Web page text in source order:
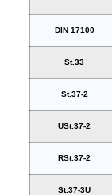
DIN 17100
St.33
St.37-2
USt.37-2
RSt.37-2
St.37-3U